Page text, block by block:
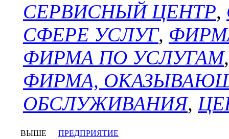
СЕРВИСНЫЙ ЦЕНТР,
СФЕРЕ УСЛУГ,
ФИРМА ПО УСЛУГАМ
ФИРМА,
ОБСЛУЖИВАНИЯ,
ВЫШЕ
ПРЕДПРИЯТИЕ